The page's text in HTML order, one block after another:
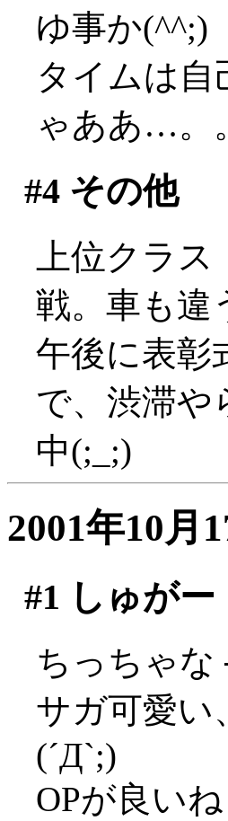
ゆ事か(^^;)
タイムは
ゃああ…。
#4その他
上位クラ
戦。車も違
午後に表彰
で、渋滞や
中(;_;)
2001年10月
#1 しゅがー
ちっちゃな
サガ可愛
(´Д`;)
OPが良いね